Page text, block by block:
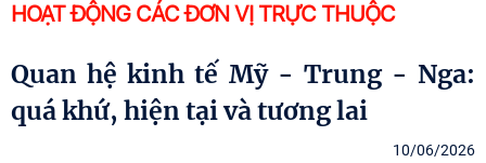
HOẠT ĐỘNG CÁC ĐƠN VỊ TRỰC THUỘC
Quan hệ kinh tế Mỹ - Trung - Nga:
quá khứ, hiện tại và tương lai
10/06/2026